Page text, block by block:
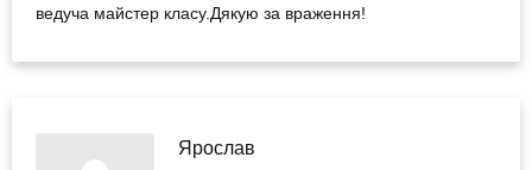
ведуча майстер класу.Дякую за враження!
Ярослав